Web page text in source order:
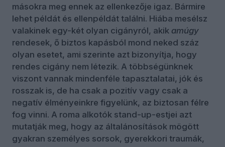
másokra meg ennek az ellenkezője igaz. Bármire
lehet példát és ellenpéldát találni. Hiába mesélsz
valakinek egy-két olyan cigányról, akik amúgy
rendesek, ő biztos kapásból mond neked száz
olyan esetet, ami szerinte azt bizonyítja, hogy
rendes cigány nem létezik. A többségünknek
viszont vannak mindenféle tapasztalatai, jók és
rosszak is, de ha csak a pozitív vagy csak a
negatív élményeinkre figyelünk, az biztosan félre
fog vinni. A roma alkotók stand-up-estjei azt
mutatják meg, hogy az általánosítások mögött
gyakran személyes sorsok, gyerekkori traumák,